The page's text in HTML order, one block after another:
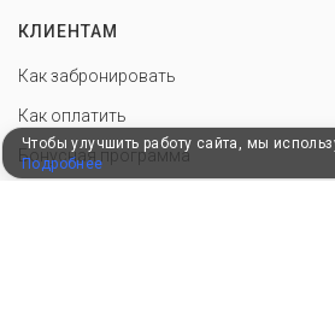
КЛИЕНТАМ
Как забронировать
Как оплатить
Бонусная программа
Чтобы улучшить работу сайта, мы
Подробнее